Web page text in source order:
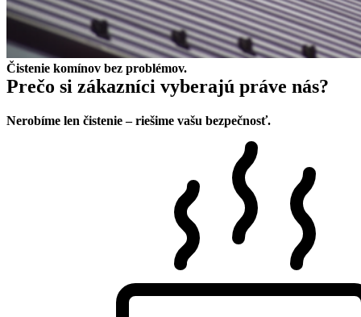
Čistenie komínov bez problémov.
Prečo si zákazníci vyberajú práve nás?
Nerobíme len čistenie – riešime vašu bezpečnosť.